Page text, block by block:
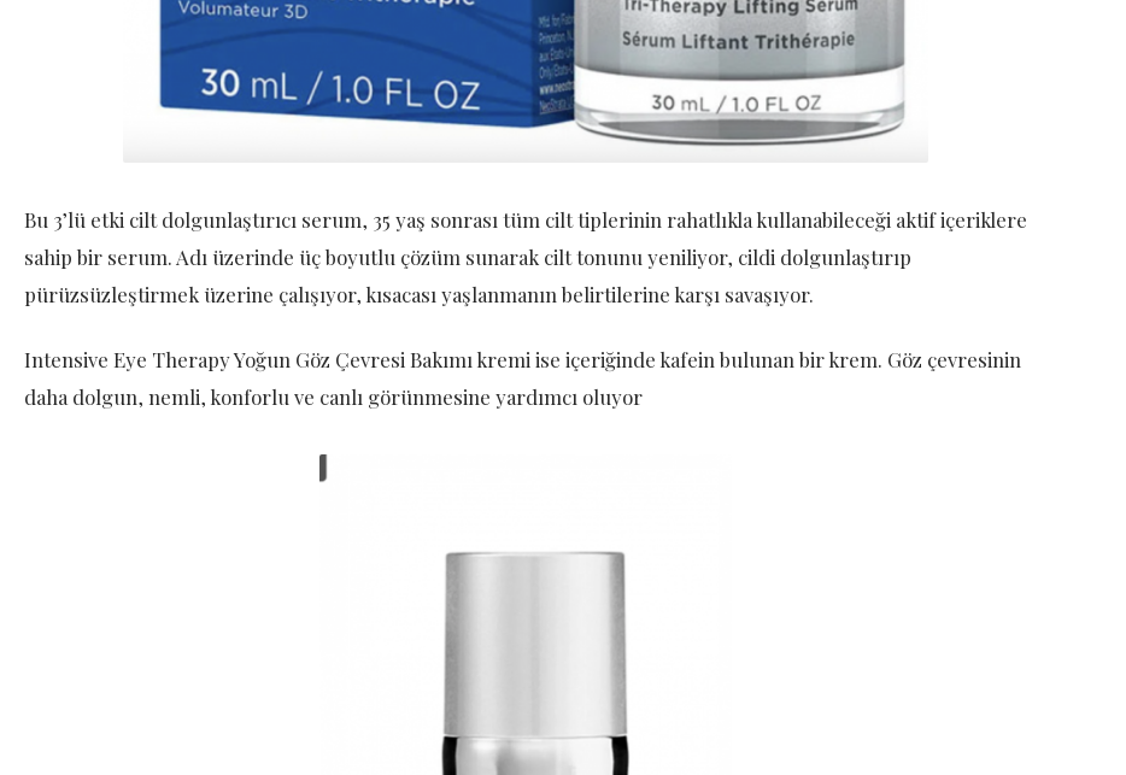
Bu 3’lü etki cilt dolgunlaştırıcı serum, 35 yaş sonrası tüm cilt tiplerinin rahatlıkla kullanabileceği aktif içeriklere
sahip bir serum. Adı üzerinde üç boyutlu çözüm sunarak cilt tonunu yeniliyor, cildi dolgunlaştırıp
pürüzsüzleştirmek üzerine çalışıyor, kısacası yaşlanmanın belirtilerine karşı savaşıyor.
Intensive Eye Therapy Yoğun Göz Çevresi Bakımı kremi ise içeriğinde kafein bulunan bir krem. Göz çevresinin
daha dolgun, nemli, konforlu ve canlı görünmesine yardımcı oluyor